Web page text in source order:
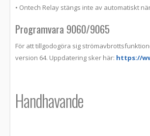
• Ontech Relay stängs inte av automatiskt
Programvara 9060/9065
För att tillgodogöra sig
version 64. Uppdatering sker här: https://
Handhavande